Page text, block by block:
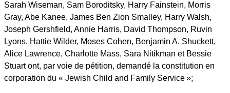
Sarah Wiseman, Sam Boroditsky, Harry Fainstein, Morris
Gray, Abe Kanee, James Ben Zion Smalley, Harry Walsh,
Joseph Gershfield, Annie Harris, David Thompson, Ruvin
Lyons, Hattie Wilder, Moses Cohen, Benjamin A. Shuckett,
Alice Lawrence, Charlotte Mass, Sara Nitikman et Bessie
Stuart ont, par voie de pétition, demandé la constitution en
corporation du « Jewish Child and Family Service »;